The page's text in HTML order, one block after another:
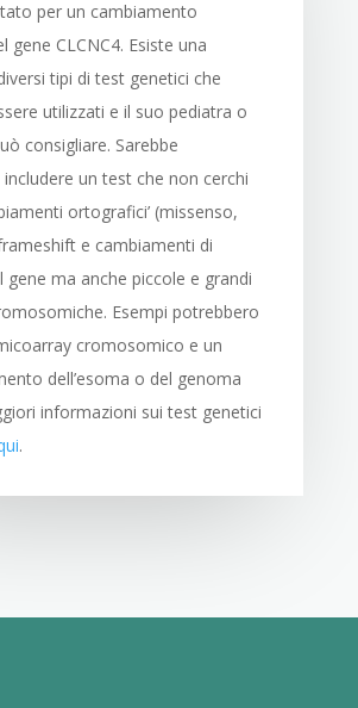
per un cambiamento
gene CLCNC4. Esiste una
tipi di test genetici che
utilizzati e il suo pediatra o
consigliare. Sarebbe
un test che non cerchi
ortografici’ (missenso,
e cambiamenti di
gene ma anche piccole e grandi
Esempi potrebbero
cromosomico e un
dell’esoma o del genoma
informazioni sui test genetici
.